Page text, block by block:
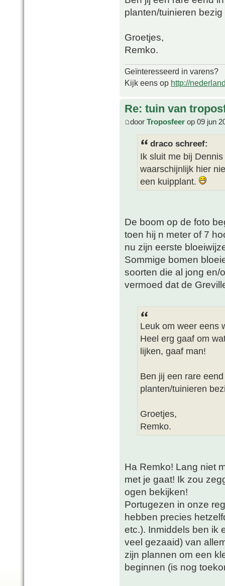
planten/tuinieren
Groetjes,
Remko.
Geïnteresseerd in varens?
Kijk eens op http://
Re: tuin van
door Troposfeer op 09 jun
draco schreef:
Ik sluit me bij
waarschijnlijk hier
een kuipplant.
De boom op de foto
toen hij n meter of 7
nu zijn eerste
Sommige bomen
soorten die al jong en/
vermoed dat de
Leuk om weer eens
Heel erg gaaf om
lijken, gaaf man!
Ben jij een rare
planten/tuinieren
Groetjes,
Remko.
Ha Remko! Lang niet
met je gaat! Ik zou
ogen bekijken!
Portugezen in onze
hebben precies
etc.). Inmiddels ben ik
veel gezaaid) van
zijn plannen om een
beginnen (is nog